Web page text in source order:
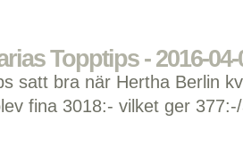
Topptips - 2016-04-
satt bra när Hertha Berlin
fina 3018:- vilket ger